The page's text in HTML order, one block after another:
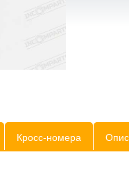
Кросс-номера